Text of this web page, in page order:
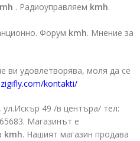
. Радиоуправляем kmh.
Форум kmh. Мнение за
ви удовлетворява, моля да се
kontakti/
49 /в центъра/ тел:
Магазинът е
kmh. Нашият магазин продава